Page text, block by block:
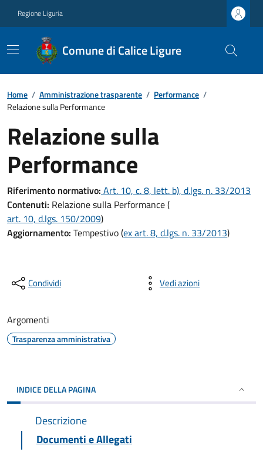
Regione Liguria
Comune di Calice Ligure
Home / Amministrazione trasparente / Performance /
Relazione sulla Performance
Relazione sulla
Performance
Riferimento normativo: Art. 10, c. 8, lett. b), d.lgs. n. 33/2013
Contenuti: Relazione sulla Performance (
art. 10, d.lgs. 150/2009)
Aggiornamento: Tempestivo (ex art. 8, d.lgs. n. 33/2013)
Condividi Vedi azioni
Argomenti
Trasparenza amministrativa
INDICE DELLA PAGINA
Descrizione
Documenti e Allegati